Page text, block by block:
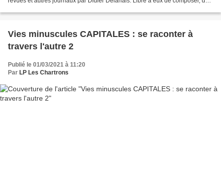
Vies minuscules CAPITALES : se raconter à
travers l'autre 2
Publié le 01/03/2021 à 11:20
Par LP Les Chartrons